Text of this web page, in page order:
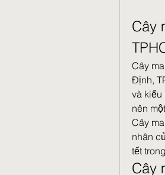
Cây
Cây
Định,
và
nên
Cây
nhân
tết
Cây